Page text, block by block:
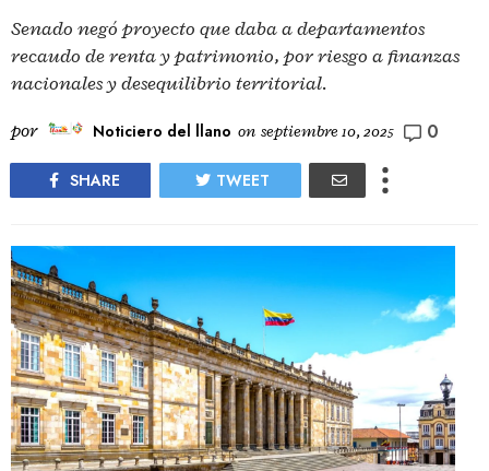
Senado negó proyecto que daba a departamentos
recaudo de renta y patrimonio, por riesgo a finanzas
nacionales y desequilibrio territorial.
por Noticiero del llano on septiembre 10, 2025 0
SHARE TWEET